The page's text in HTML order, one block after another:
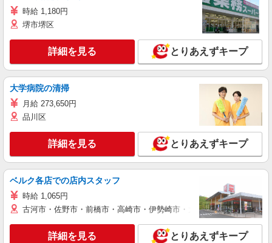
時給 1,180円
堺市堺区
詳細を見る とりあえずキープ
大学病院の清掃
月給 273,650円
品川区
詳細を見る とりあえずキープ
ベルク各店での店内スタッフ
時給 1,065円
古河市・佐野市・前橋市・高崎市・伊勢崎市・太田市・館林市・藤
詳細を見る とりあえずキープ